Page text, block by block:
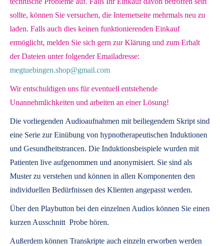
sollte, können Sie versuchen, die Internetseite mehrmals neu zu
laden. Falls auch dies keinen funktionierenden Einkauf
ermöglicht, melden Sie sich gern zur Klärung und zum Erhalt
der Dateien unter folgender Emailadresse:
megtuebingen.shop@gmail.com
Wir entschuldigen uns für eventuell entstehende
Unannehmlichkeiten und arbeiten an einer Lösung!
Die vorliegenden Audioaufnahmen mit beiliegendem Skript sind
eine Serie zur Einübung von hypnotherapeutischen Induktionen
und Gesundheitstrancen. Die Induktionsbeispiele wurden mit
Patienten live aufgenommen und anonymisiert. Sie sind als
Muster zu verstehen und können in allen Komponenten den
individuellen Bedürfnissen des Klienten angepasst werden.
Über den Playbutton bei den einzelnen Audios können Sie einen
kurzen Ausschnitt Probe hören.
Außerdem können Transkripte auch einzeln erworben werden